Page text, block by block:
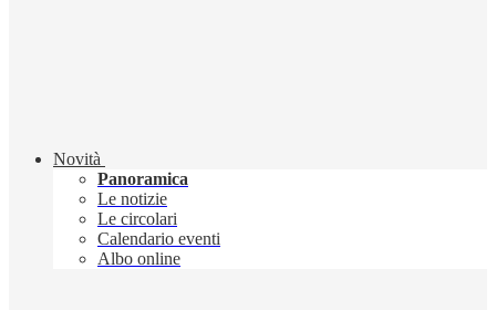
Novità
Panoramica
Le notizie
Le circolari
Calendario eventi
Albo online